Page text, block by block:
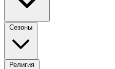
Сезоны
Религия